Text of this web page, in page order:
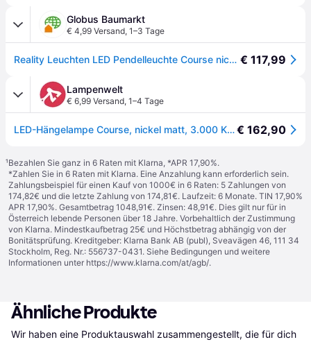
Globus Baumarkt
€ 4,99 Versand, 1–3 Tage
Reality Leuchten LED Pendelleuchte Course nickel matt - Nickel-Matt € 117,99
Lampenwelt
€ 6,99 Versand, 1–4 Tage
LED-Hängelampe Course, nickel matt, 3.000 K, Ø 60 cm, Metall - nickel, opal€ 162,90
¹Bezahlen Sie ganz in 6 Raten mit Klarna, *APR 17,90%.
*Zahlen Sie in 6 Raten mit Klarna. Eine Anzahlung kann erforderlich sein.
Zahlungsbeispiel für einen Kauf von 1000€ in 6 Raten: 5 Zahlungen von
174,82€ und die letzte Zahlung von 174,81€. Laufzeit: 6 Monate. TIN 17,90%
APR 17,90%. Gesamtbetrag 1048,91€. Zinsen: 48,91€. Dies gilt nur für in
Österreich lebende Personen über 18 Jahre. Vorbehaltlich der Zustimmung
von Klarna. Mindestkaufbetrag 25€ und Höchstbetrag abhängig von der
Bonitätsprüfung. Kreditgeber: Klarna Bank AB (publ), Sveavägen 46, 111 34
Stockholm, Reg. Nr.: 556737-0431. Siehe Bedingungen und weitere
Informationen unter https://www.klarna.com/at/agb/.
Ähnliche Produkte
Wir haben eine Produktauswahl zusammengestellt, die für dich